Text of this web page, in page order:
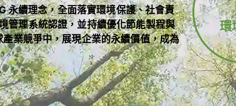
永續理念，全面落實環境保護、社會責
管理系統認證，並持續優化節能製程與
業競爭中，展現企業的永續價值，成為
環